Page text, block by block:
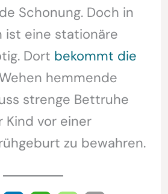
Schonung. Doch in
ist eine stationäre
Dort bekommt die
Wehen hemmende
strenge Bettruhe
Kind vor einer
zu bewahren.